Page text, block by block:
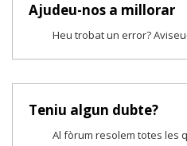
Ajudeu-nos a millorar
Heu trobat un error?
Teniu algun dubte?
Al fòrum resolem totes les